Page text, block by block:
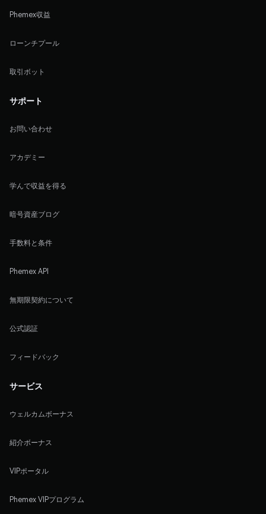
Phemex収益
ローンチプール
取引ボット
サポート
お問い合わせ
アカデミー
学んで収益を得る
暗号資産ブログ
手数料と条件
Phemex API
無期限契約について
公式認証
フィードバック
サービス
ウェルカムボーナス
紹介ボーナス
VIPポータル
Phemex VIPプログラム